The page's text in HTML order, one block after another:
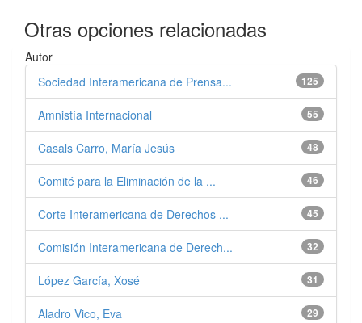
Otras opciones relacionadas
Autor
125
Sociedad Interamericana de Prensa...
55
Amnistía Internacional
48
Casals Carro, María Jesús
46
Comité para la Eliminación de la ...
45
Corte Interamericana de Derechos ...
32
Comisión Interamericana de Derech...
31
López García, Xosé
29
Aladro Vico, Eva